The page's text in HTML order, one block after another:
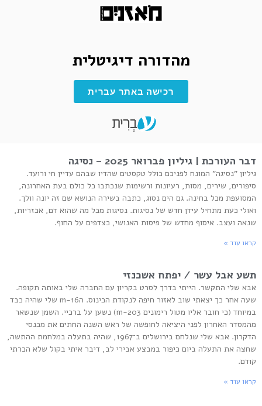
מהדורה דיגיטלית
רכישה באתר עברית
דבר העורכת | גיליון פברואר 2025 – נסיגה
גיליון "נסיגה" המונח לפניכם כולל טקסטים שהדיו שבהם עדיין חי ורועד.
סיפורים, שירים, מסות, רעיונות ורשימות שנכתבו כל כולם בעת האחרונה,
המסועפת מכל בחינה. גם הים נסוג, כתבה בשירה הנושא שם זה יונה וולך.
ואולי כעת מתחיל עידן חדש של נסיגות. נסיגות מכל מה שהוא דם, אכזריות,
שנאה ועצב. איסוף מחדש של פיסות האנושי, כצדפים על החוף.
קראו עוד »
תשע אבל עשר / יפתח אשכנזי
אבא שלי התקשר. הייתי בדרך לסרט בקריון עם החברה שלי באותה תקופה.
שעה אחר כך יצאתי שוב לאזור חיפה לנקודת הכינוס. הm-16 שלי שהיה כבד
במיוחד (כי חובר אליו מטול רימונים m-203) נשען על ברכיי. השמן שנשאר
מהמסדר האחרון לפני היציאה לחופשה של ראש השנה החתים את מכנסי
הדקרון. אבא שלי שנלחם בירושלים ב־1967, שהיה בתעלה במלחמת ההתשה,
שחצה את התעלה ביום כיפור במבצע אבירי לב, דיבר איתי בקול שלא הכרתי
קודם.
קראו עוד »